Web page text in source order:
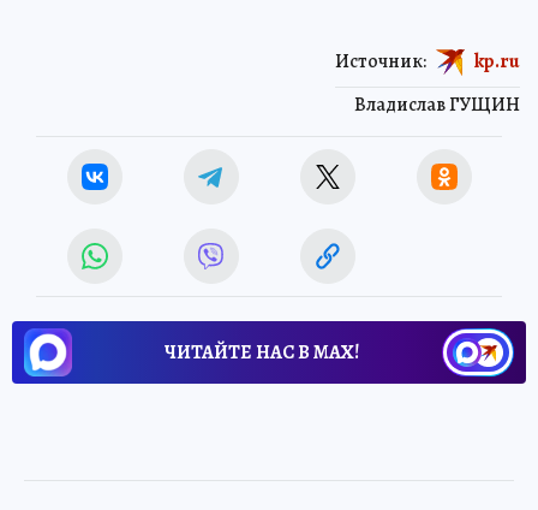
Владислав ГУЩИН
Источник: kp.ru
ЧИТАЙТЕ НАС В МАХ!